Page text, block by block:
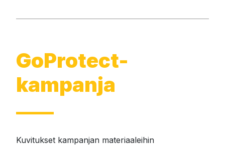
GoProtect-
kampanja
Kuvitukset kampanjan materiaaleihin